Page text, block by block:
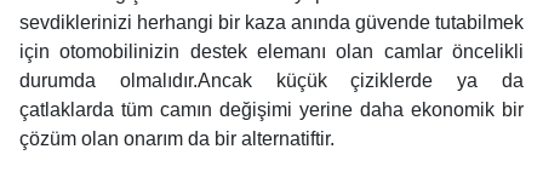
sevdiklerinizi herhangi bir kaza anında güvende tutabilmek
için otomobilinizin destek elemanı olan camlar öncelikli
durumda olmalıdır.Ancak küçük çiziklerde ya da
çatlaklarda tüm camın değişimi yerine daha ekonomik bir
çözüm olan onarım da bir alternatiftir.